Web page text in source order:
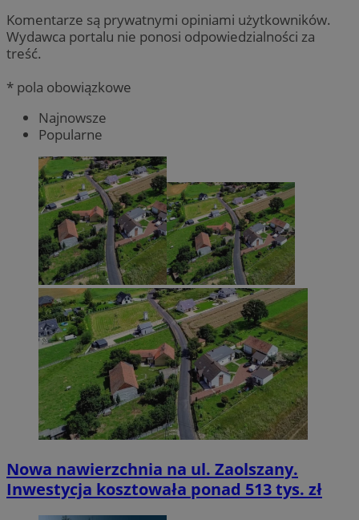
Komentarze są prywatnymi opiniami użytkowników.
Wydawca portalu nie ponosi odpowiedzialności za
treść.
* pola obowiązkowe
Najnowsze
Popularne
Nowa nawierzchnia na ul. Zaolszany.
Inwestycja kosztowała ponad 513 tys. zł